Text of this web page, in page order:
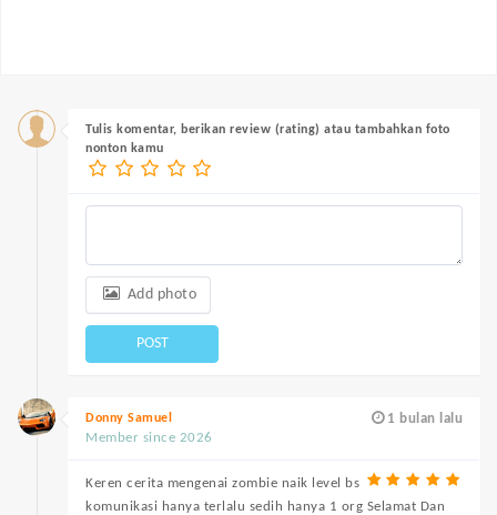
Tulis komentar, berikan review (rating) atau tambahkan foto
nonton kamu
Add photo
POST
1 bulan lalu
Donny Samuel
Member since 2026
Keren cerita mengenai zombie naik level bs
komunikasi hanya terlalu sedih hanya 1 org Selamat Dan